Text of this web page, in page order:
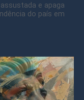
e apaga
do país em